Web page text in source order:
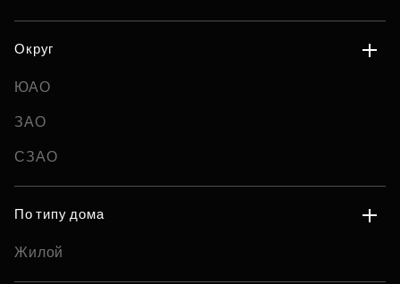
Округ
ЮАО
ЗАО
СЗАО
По типу дома
Жилой